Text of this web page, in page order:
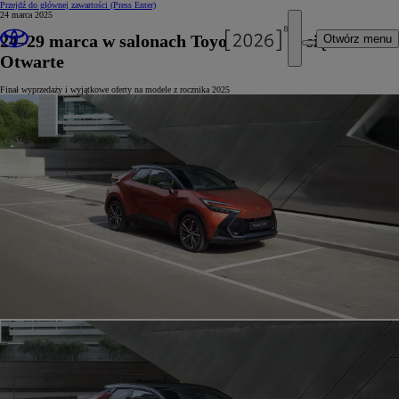
Przejdź do głównej zawartości (Press Enter)
Otwórz menu
24 marca 2025
24–29 marca w salonach Toyoty odbędą się Dni
Otwarte
Finał wyprzedaży i wyjątkowe oferty na modele z rocznika 2025